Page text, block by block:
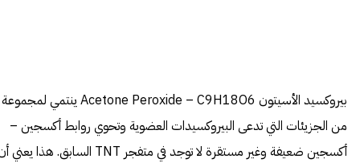
بيروكسيد الأسيتون Acetone Peroxide – C9H18O6 ينتمي لمجموعة
من الجزيئات التي تدعى البيروكسيدات العضوية وتحوي روابط أكسجين –
أكسجين ضعيفة وغير مستقرة لا توجد في متفجر TNT السابق. هذا يعني أن